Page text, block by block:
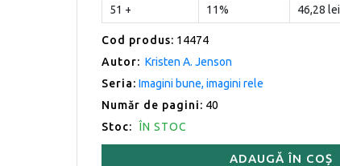
51 +
11% 46,28 lei
Cod produs: 14474
Autor: Kristen A. Jenson
Seria: Imagini bune, imagini rele
Număr de pagini: 40
Stoc:
ÎN STOC
ADAUGĂ ÎN COȘ